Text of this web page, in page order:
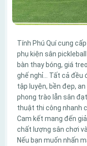
Tính Phú Quí cung
phụ kiện sân
bàn thay bóng, giá
ghế nghỉ… Tất cả đều
tập luyện, bền đẹp,
phong trào lẫn sân
thuật thi công nhanh
Cam kết mang đến
chất lượng sân chơi
Nếu bạn muốn nhấn